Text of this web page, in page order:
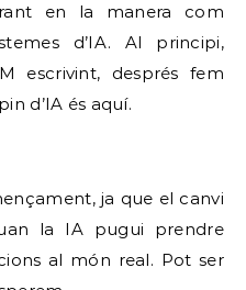
en la manera com
d’IA. Al principi,
escrivint, després fem
d’IA és aquí.
ja que el canvi
la IA pugui prendre
al món real. Pot ser